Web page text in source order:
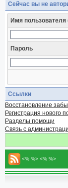
Сейчас вы не
Имя пользователя
Пароль
Ссылки
Восстановление
Регистрация нового
Разделы помощи
Связь с
<% %> <% %>